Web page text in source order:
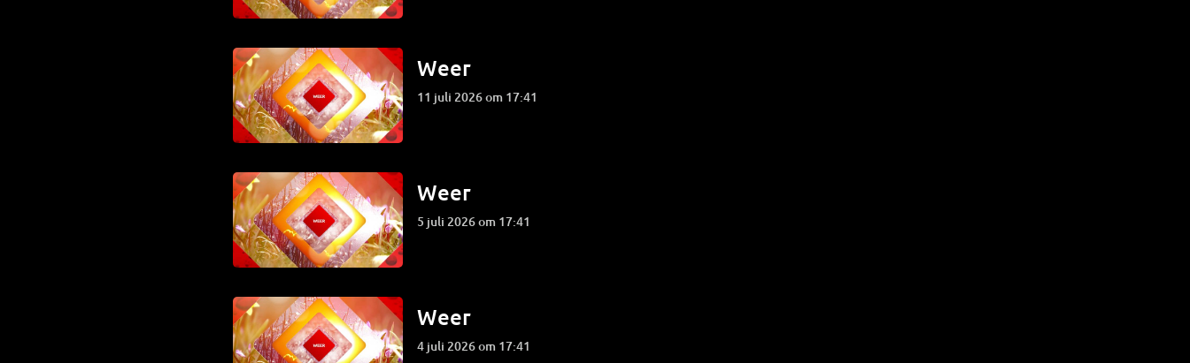
Weer
11 juli 2026 om 17:41
Weer
5 juli 2026 om 17:41
Weer
4 juli 2026 om 17:41